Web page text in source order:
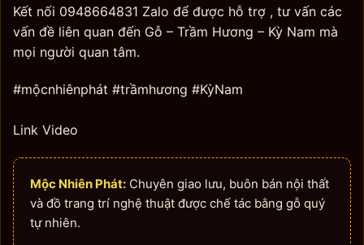
Kết nối 0948664831 Zalo để được hỗ trợ , tư vấn các
vấn đề liên quan đến Gỗ – Trầm Hương – Kỳ Nam mà
mọi người quan tâm.
#mộcnhiênphát #trầmhương #KỳNam
Link Video
Mộc Nhiên Phát: Chuyên giao lưu, buôn bán nội thất
và đồ trang trí nghệ thuật được chế tác bằng gỗ quý
tự nhiên.